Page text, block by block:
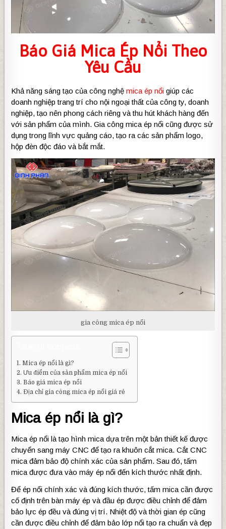
Báo Giá Mica Ép Nổi Theo
Yêu Cầu
Khả năng sáng tạo của công nghệmica ép nổi giúp các
doanh nghiệp trang trí cho nội ngoại thất của công ty, doanh
nghiệp, tạo nên phong cách riêng và thu hút khách hàng đến
với sản phẩm của mình. Gia công mica ép nổi cũng được sử
dụng trong lĩnh vực quảng cáo, tạo ra các sản phẩm logo,
hộp đèn độc đáo và bắt mắt.
gia công mica ép nổi
Mica ép nổi là gì?
Ưu điểm của sản phẩm mica ép nổi
Báo giá mica ép nổi
Địa chỉ gia công mica ép nổi giá rẻ
Mica ép nổi là gì?
Mica ép nổi là tạo hình mica dựa trên một bản thiết kế được
chuyển sang máy CNC để tạo ra khuôn cắt mica. Cắt CNC
mica đảm bảo độ chính xác của sản phẩm. Sau đó, tấm
mica được đưa vào máy ép nổi đến kích thước nhất định.
Để ép nổi chính xác và đúng kích thước, tấm mica cần được
cố định trên bàn máy ép và đầu ép được điều chỉnh để đảm
bảo lực ép đều và đúng vị trí. Nhiệt độ và thời gian ép cũng
cần được điều chỉnh để đảm bảo lớp nổi tạo ra chuẩn và đẹp